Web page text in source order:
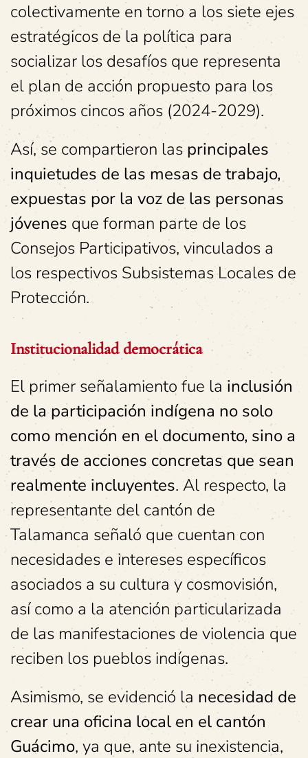
colectivamente en torno a los siete ejes
estratégicos de la política para
socializar los desafíos que representa
el plan de acción propuesto para los
próximos cincos años (2024-2029).
Así, se compartieron lasprincipales
inquietudes de las mesas de trabajo,
expuestas por la voz de las personas
jóvenes que forman parte de los
Consejos Participativos, vinculados a
los respectivos Subsistemas Locales de
Protección.
Institucionalidad democrática
El primer señalamiento fue la inclusión
de la participación indígena no solo
como mención en el documento, sino a
través de acciones concretas que sean
realmente incluyentes. Al respecto, la
representante del cantón de
Talamanca señaló que cuentan con
necesidades e intereses específicos
asociados a su cultura y cosmovisión,
así como a la atención particularizada
de las manifestaciones de violencia que
reciben los pueblos indígenas.
Asimismo, se evidenció la necesidad de
crear una oficina local en el cantón
Guácimo, ya que, ante su inexistencia,